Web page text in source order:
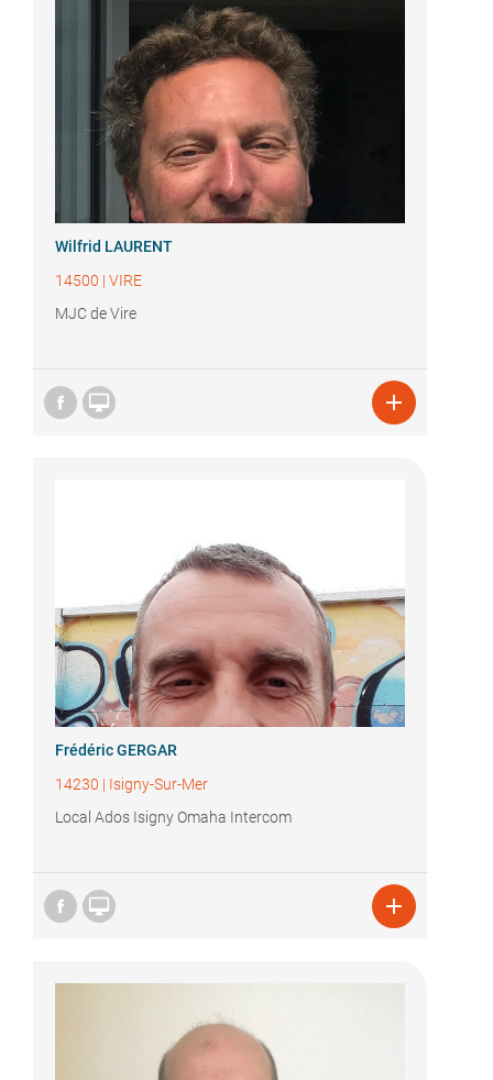
Wilfrid LAURENT
14500 | VIRE
MJC de Vire
 
Frédéric GERGAR
14230 | Isigny-Sur-Mer
Local Ados Isigny Omaha Intercom
 